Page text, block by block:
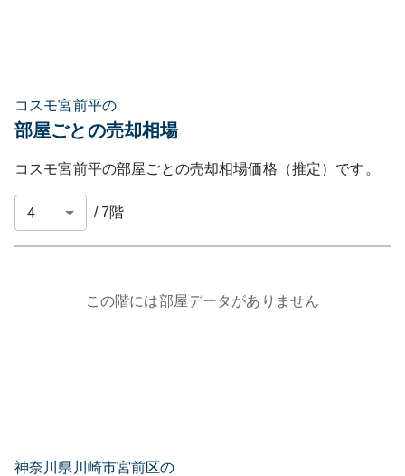
コスモ宮前平の
部屋ごとの売却相場
コスモ宮前平の部屋ごとの売却相場価格（推定）です。
/7階
この階には部屋データがありません
神奈川県川崎市宮前区の